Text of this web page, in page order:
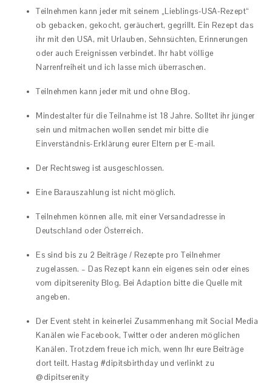
Teilnehmen kann jeder mit seinem „Lieblings-USA-Rezept“
ob gebacken, gekocht, geräuchert, gegrillt. Ein Rezept das
ihr mit den USA, mit Urlauben, Sehnsüchten, Erinnerungen
oder auch Ereignissen verbindet. Ihr habt völlige
Narrenfreiheit und ich lasse mich überraschen.
Teilnehmen kann jeder mit und ohne Blog.
Mindestalter für die Teilnahme ist 18 Jahre. Solltet ihr jünger
sein und mitmachen wollen sendet mir bitte die
Einverständnis-Erklärung eurer Eltern per E-mail.
Der Rechtsweg ist ausgeschlossen.
Eine Barauszahlung ist nicht möglich.
Teilnehmen können alle, mit einer Versandadresse in
Deutschland oder Österreich.
Es sind bis zu 2 Beiträge / Rezepte pro Teilnehmer
zugelassen. – Das Rezept kann ein eigenes sein oder eines
vom dipitserenity Blog. Bei Adaption bitte die Quelle mit
angeben.
Der Event steht in keinerlei Zusammenhang mit Social Media
Kanälen wie Facebook, Twitter oder anderen möglichen
Kanälen. Trotzdem freue ich mich, wenn Ihr eure Beiträge
dort teilt. Hastag #dipitsbirthday und verlinkt zu
@dipitserenity